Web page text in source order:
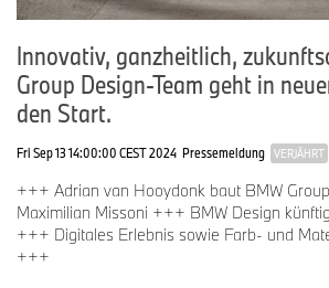
Innovativ, ganzheitlich,
Group Design-Team geht in
den Start.
Fri Sep 13 14:00:00 CEST 2024 Pressemeldung VERJÄHRT
+++ Adrian van Hooydonk baut BMW
Maximilian Missoni +++ BMW Design
+++ Digitales Erlebnis sowie Farb- und
+++